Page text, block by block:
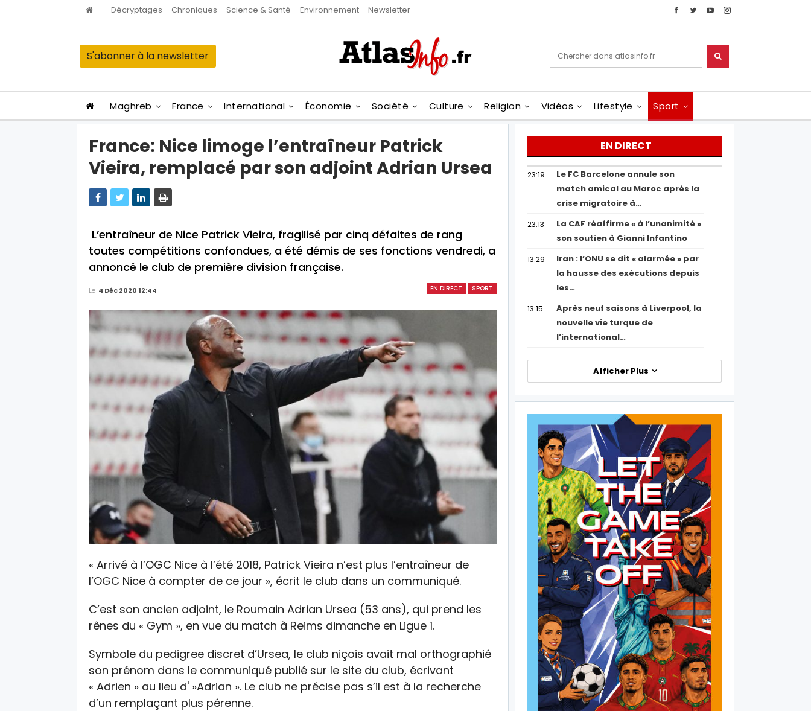
Décryptages Chroniques Science & Santé Environnement Newsletter
S'abonner à la newsletter
Maghreb France International Économie Société Culture Religion Vidéos Lifestyle Sport
France: Nice limoge l’entraîneur Patrick
Vieira, remplacé par son adjoint Adrian Ursea
L’entraîneur de Nice Patrick Vieira, fragilisé par cinq défaites de rang
toutes compétitions confondues, a été démis de ses fonctions vendredi, a
annoncé le club de première division française.
EN DIRECT SPORT
Le 4 Déc 2020 12:44
« Arrivé à l’OGC Nice à l’été 2018, Patrick Vieira n’est plus l’entraîneur de
l’OGC Nice à compter de ce jour », écrit le club dans un communiqué.
C’est son ancien adjoint, le Roumain Adrian Ursea (53 ans), qui prend les
rênes du « Gym », en vue du match à Reims dimanche en Ligue 1.
Symbole du pedigree discret d’Ursea, le club niçois avait mal orthographié
son prénom dans le communiqué publié sur le site du club, écrivant
« Adrien » au lieu d' »Adrian ». Le club ne précise pas s’il est à la recherche
d’un remplaçant plus pérenne.
EN DIRECT
23:19
Le FC Barcelone annule son
match amical au Maroc après la
crise migratoire à…
23:13
La CAF réaffirme « à l’unanimité »
son soutien à Gianni Infantino
13:29
Iran : l’ONU se dit « alarmée » par
la hausse des exécutions depuis
les…
13:15
Après neuf saisons à Liverpool, la
nouvelle vie turque de
l’international…
Afficher Plus